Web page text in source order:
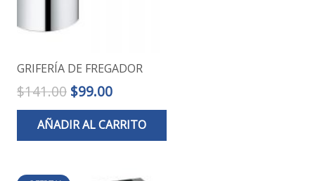
GRIFERÍA DE FREGADOR
$141.00 El
precio
original
era:
$99.00El
precio
actual
es:
AÑADIR AL CARRITO